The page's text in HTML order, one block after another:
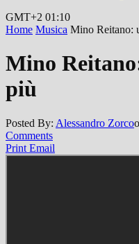
GMT+2 01:10
Home Musica Mino Reitano:
Mino
più
Posted By: Alessandro Zorco
Comments
Print Email